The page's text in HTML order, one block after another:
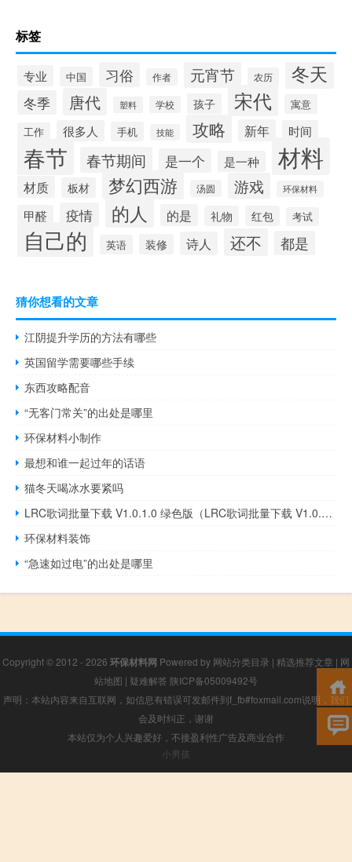
标签
专业 中国 习俗 作者 元宵节 农历 冬天
冬季 唐代 塑料 学校 孩子 宋代 寓意
工作 很多人 手机 技能 攻略 新年 时间
春节 春节期间 是一个 是一种 材料
材质 板材 梦幻西游 汤圆 游戏 环保材料
甲醛 疫情 的人 的是 礼物 红包 考试
自己的 英语 装修 诗人 还不 都是
猜你想看的文章
江阴提升学历的方法有哪些
英国留学需要哪些手续
东西攻略配音
“无客门常关”的出处是哪里
环保材料小制作
最想和谁一起过年的话语
猫冬天喝冰水要紧吗
LRC歌词批量下载 V1.0.1.0 绿色版（LRC歌词批量下载 V1.0.1.0 绿色版功能简介）
环保材料装饰
“急速如过电”的出处是哪里
Copyright © 2012 - 2026 环保材料网 Powered by 网站分类目录 | 精选推荐文章 | 网
站地图 | 疑难解答 陕ICP备05009492号
声明：本站内容来自互联网，如信息有错误可发邮件到f_fb#foxmail.com说明，我们
会及时纠正，谢谢
本站仅为个人兴趣爱好，不接盈利性广告及商业合作
小男孩